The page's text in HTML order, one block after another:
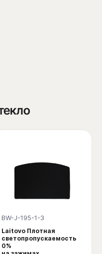
BW-J-195-1-3
Laitovo Плотная
светопропускаемость
0%